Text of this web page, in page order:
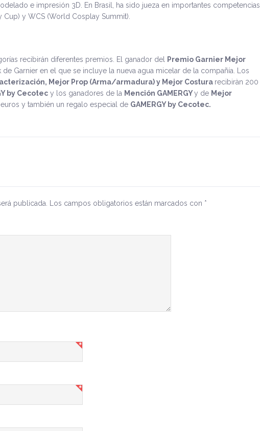
e impresión 3D. En Brasil, ha sido jueza en importantes competencias
y WCS (World Cosplay Summit).
recibirán diferentes premios. El ganador del
Premio Garnier Mejor
Garnier en el que se incluye la nueva agua micelar de la compañía. Los
Mejor Prop (Arma/armadura) y Mejor Costura recibiràn 200
by Cecotec y los ganadores de la Mención GAMERGYy de Mejor
y también un regalo especial de GAMERGY by Cecotec.
publicada. Los campos obligatorios están marcados con *